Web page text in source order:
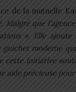
de la mutuelle
que
». Elle
guichet moderne
cette initiative
aide précieuse